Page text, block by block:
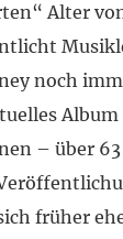
Alter
noch
Album
– über
früher